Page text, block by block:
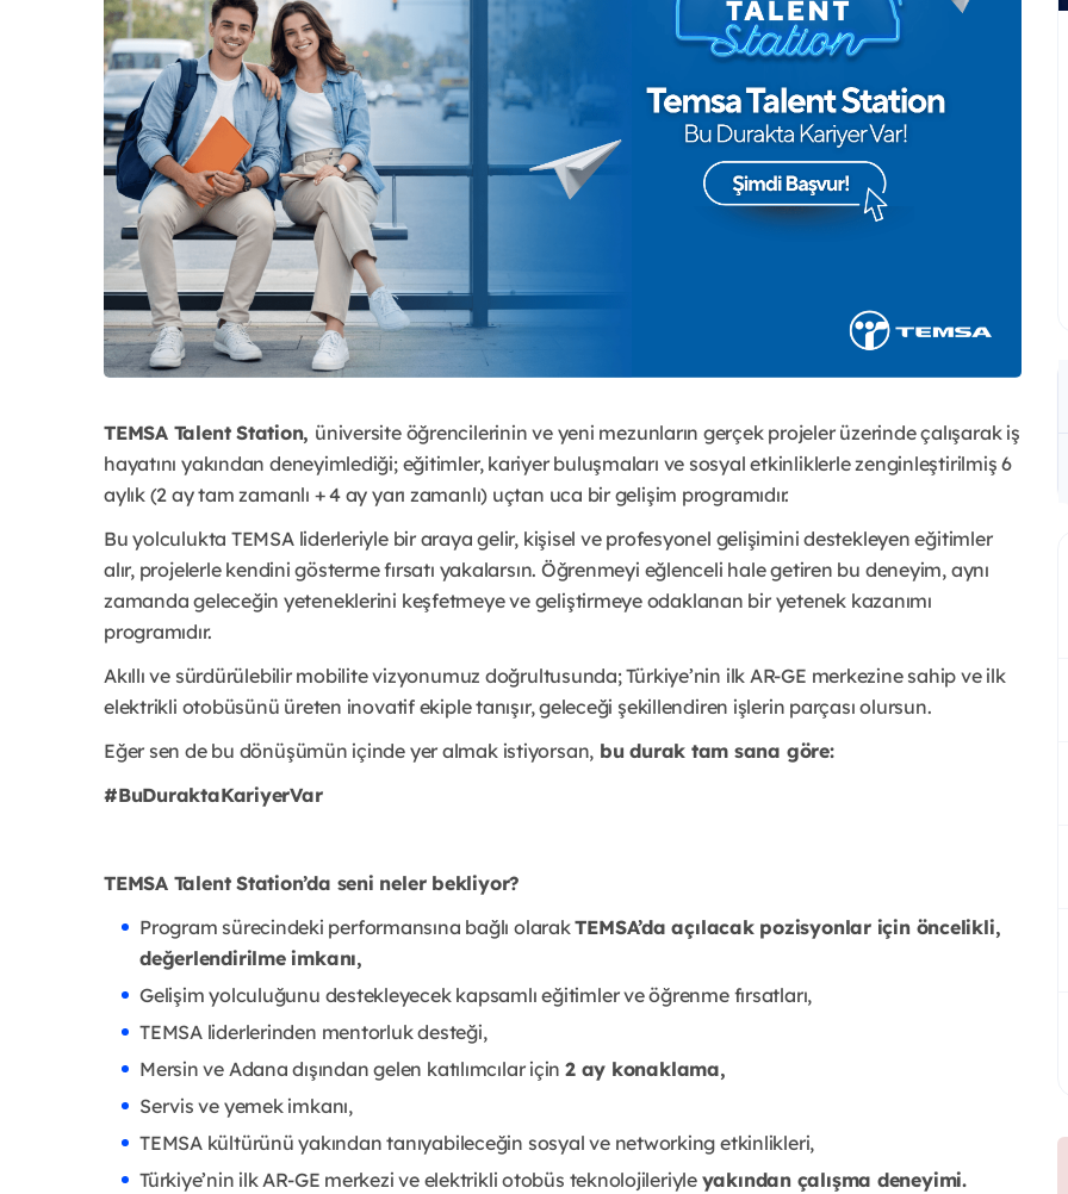
TEMSA Talent Station, üniversite öğrencilerinin ve yeni mezunların gerçek projeler üzerinde çalışarak iş
hayatını yakından deneyimlediği; eğitimler, kariyer buluşmaları ve sosyal etkinliklerle zenginleştirilmiş 6
aylık (2 ay tam zamanlı + 4 ay yarı zamanlı) uçtan uca bir gelişim programıdır.
Bu yolculukta TEMSA liderleriyle bir araya gelir, kişisel ve profesyonel gelişimini destekleyen eğitimler
alır, projelerle kendini gösterme fırsatı yakalarsın. Öğrenmeyi eğlenceli hale getiren bu deneyim, aynı
zamanda geleceğin yeteneklerini keşfetmeye ve geliştirmeye odaklanan bir yetenek kazanımı
programıdır.
Akıllı ve sürdürülebilir mobilite vizyonumuz doğrultusunda; Türkiye’nin ilk AR-GE merkezine sahip ve ilk
elektrikli otobüsünü üreten inovatif ekiple tanışır, geleceği şekillendiren işlerin parçası olursun.
Eğer sen de bu dönüşümün içinde yer almak istiyorsan, bu durak tam sana göre:
#BuDuraktaKariyerVar
TEMSA Talent Station’da seni neler bekliyor?
Program sürecindeki performansına bağlı olarakTEMSA’da açılacak pozisyonlar için öncelikli,
değerlendirilme imkanı,
Gelişim yolculuğunu destekleyecek kapsamlı eğitimler ve öğrenme fırsatları,
TEMSA liderlerinden mentorluk desteği,
Mersin ve Adana dışından gelen katılımcılar için 2 ay konaklama,
Servis ve yemek imkanı,
TEMSA kültürünü yakından tanıyabileceğin sosyal ve networking etkinlikleri,
Türkiye’nin ilk AR-GE merkezi ve elektrikli otobüs teknolojileriyle yakından çalışma deneyimi.